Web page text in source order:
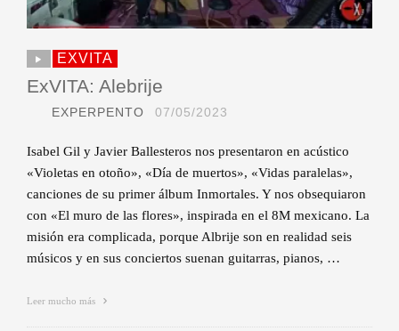
EXVITA
ExVITA: Alebrije
EXPERPENTO 07/05/2023
Isabel Gil y Javier Ballesteros nos presentaron en acústico
«Violetas en otoño», «Día de muertos», «Vidas paralelas»,
canciones de su primer álbum Inmortales. Y nos obsequiaron
con «El muro de las flores», inspirada en el 8M mexicano. La
misión era complicada, porque Albrije son en realidad seis
músicos y en sus conciertos suenan guitarras, pianos, …
Leer mucho más